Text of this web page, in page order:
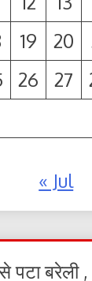
19 20
26 27
« Jul
से पटा